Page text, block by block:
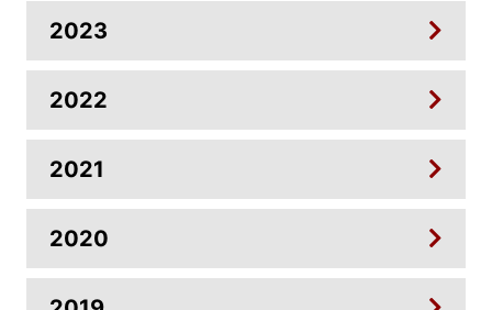
2023
2022
2021
2020